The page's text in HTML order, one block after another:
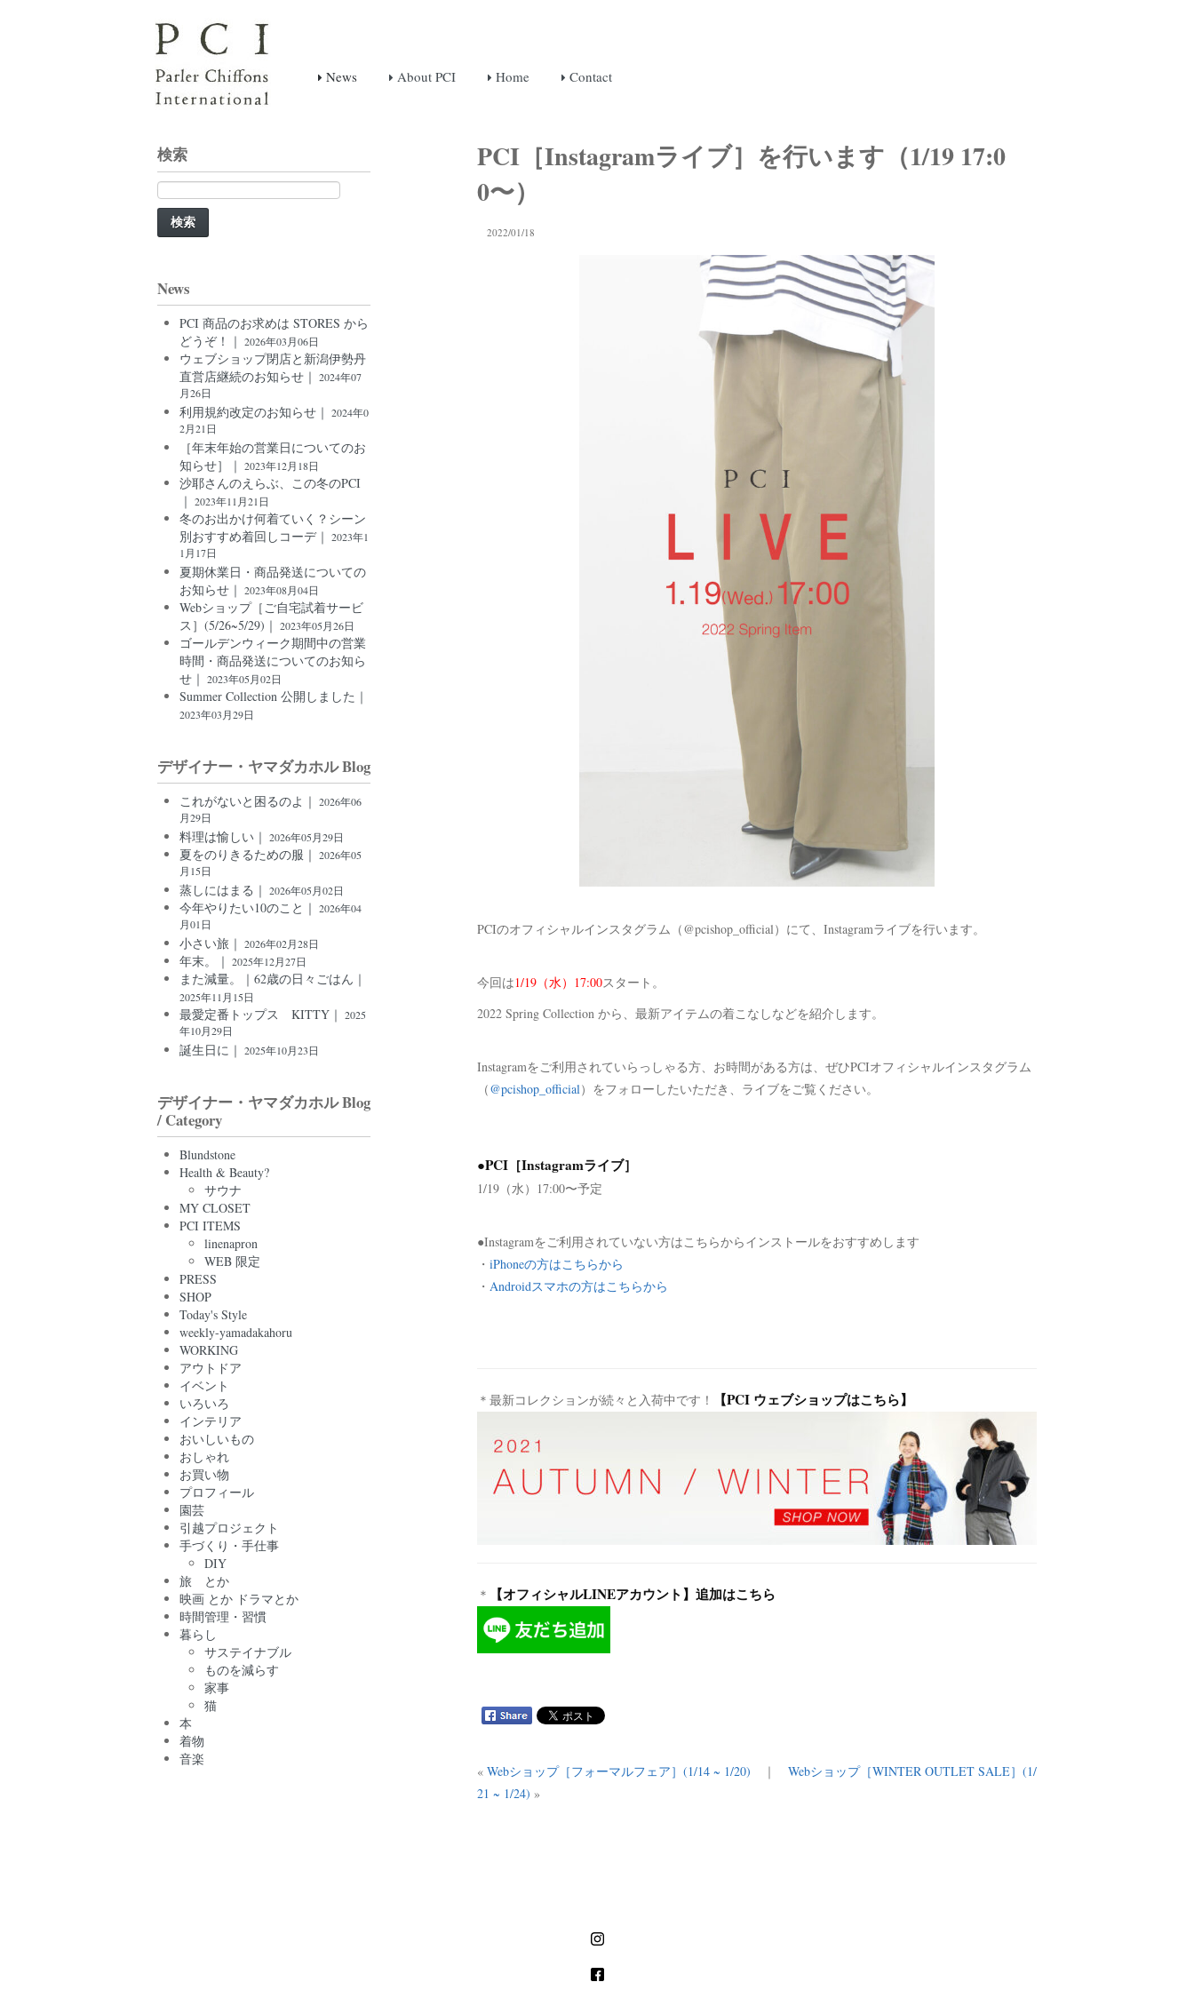
News About PCI Home Contact
PCI［Instagramライブ］を行います（1/19 17:0
0〜）
2022/01/18
PCIのオフィシャルインスタグラム（@pcishop_official）にて、Instagramライブを行います。
今回は1/19（水）17:00スタート。
2022 Spring Collection から、最新アイテムの着こなしなどを紹介します。
Instagramをご利用されていらっしゃる方、お時間がある方は、ぜひPCIオフィシャルインスタグラム
（@pcishop_official）をフォローしたいただき、ライブをご覧ください。
●PCI［Instagramライブ］
1/19（水）17:00〜予定
●Instagramをご利用されていない方はこちらからインストールをおすすめします
・ iPhoneの方はこちらから
・ Androidスマホの方はこちらから
＊最新コレクションが続々と入荷中です！ 【PCI ウェブショップはこちら】
＊ 【オフィシャルLINEアカウント】追加はこちら
« Webショップ［フォーマルフェア］(1/14 ~ 1/20) ｜ Webショップ［WINTER OUTLET SALE］(1/
21 ~ 1/24) »
検索
検
索:
News
PCI 商品のお求めは STORES から
どうぞ！｜ 2026年03月06日
ウェブショップ閉店と新潟伊勢丹
直営店継続のお知らせ｜ 2024年07
月26日
利用規約改定のお知らせ｜ 2024年0
2月21日
［年末年始の営業日についてのお
知らせ］｜ 2023年12月18日
沙耶さんのえらぶ、この冬のPCI
｜ 2023年11月21日
冬のお出かけ何着ていく？シーン
別おすすめ着回しコーデ｜ 2023年1
1月17日
夏期休業日・商品発送についての
お知らせ｜ 2023年08月04日
Webショップ［ご自宅試着サービ
ス］(5/26~5/29)｜ 2023年05月26日
ゴールデンウィーク期間中の営業
時間・商品発送についてのお知ら
せ｜ 2023年05月02日
Summer Collection 公開しました｜
2023年03月29日
デザイナー・ヤマダカホル Blog
これがないと困るのよ｜ 2026年06
月29日
料理は愉しい｜ 2026年05月29日
夏をのりきるための服｜ 2026年05
月15日
蒸しにはまる｜ 2026年05月02日
今年やりたい10のこと｜ 2026年04
月01日
小さい旅｜ 2026年02月28日
年末。｜ 2025年12月27日
また減量。｜62歳の日々ごはん｜
2025年11月15日
最愛定番トップス KITTY｜ 2025
年10月29日
誕生日に｜ 2025年10月23日
デザイナー・ヤマダカホル Blog
/ Category
Blundstone
Health & Beauty?
サウナ
MY CLOSET
PCI ITEMS
linenapron
WEB 限定
PRESS
SHOP
Today's Style
weekly-yamadakahoru
WORKING
アウトドア
イベント
いろいろ
インテリア
おいしいもの
おしゃれ
お買い物
プロフィール
園芸
引越プロジェクト
手づくり・手仕事
DIY
旅 とか
映画 とか ドラマとか
時間管理・習慣
暮らし
サステイナブル
ものを減らす
家事
猫
本
着物
音楽